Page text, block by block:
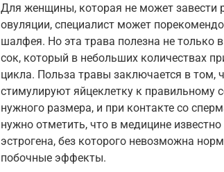
Для женщины, которая не может завести
овуляции, специалист может
шалфея. Но эта трава полезна не
сок, который в небольших количествах
цикла. Польза травы заключается в том,
стимулируют яйцеклетку к правильному
нужного размера, и при контакте со
нужно отметить, что в медицине
эстрогена, без которого невозможна
побочные эффекты.